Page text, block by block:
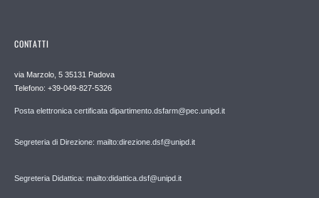
CONTATTI
via Marzolo, 5 35131 Padova
Telefono: +39-049-827-5326
Posta elettronica certificata dipartimento.dsfarm@pec.unipd.it
Segreteria di Direzione: mailto:direzione.dsf@unipd.it
Segreteria Didattica: mailto:didattica.dsf@unipd.it